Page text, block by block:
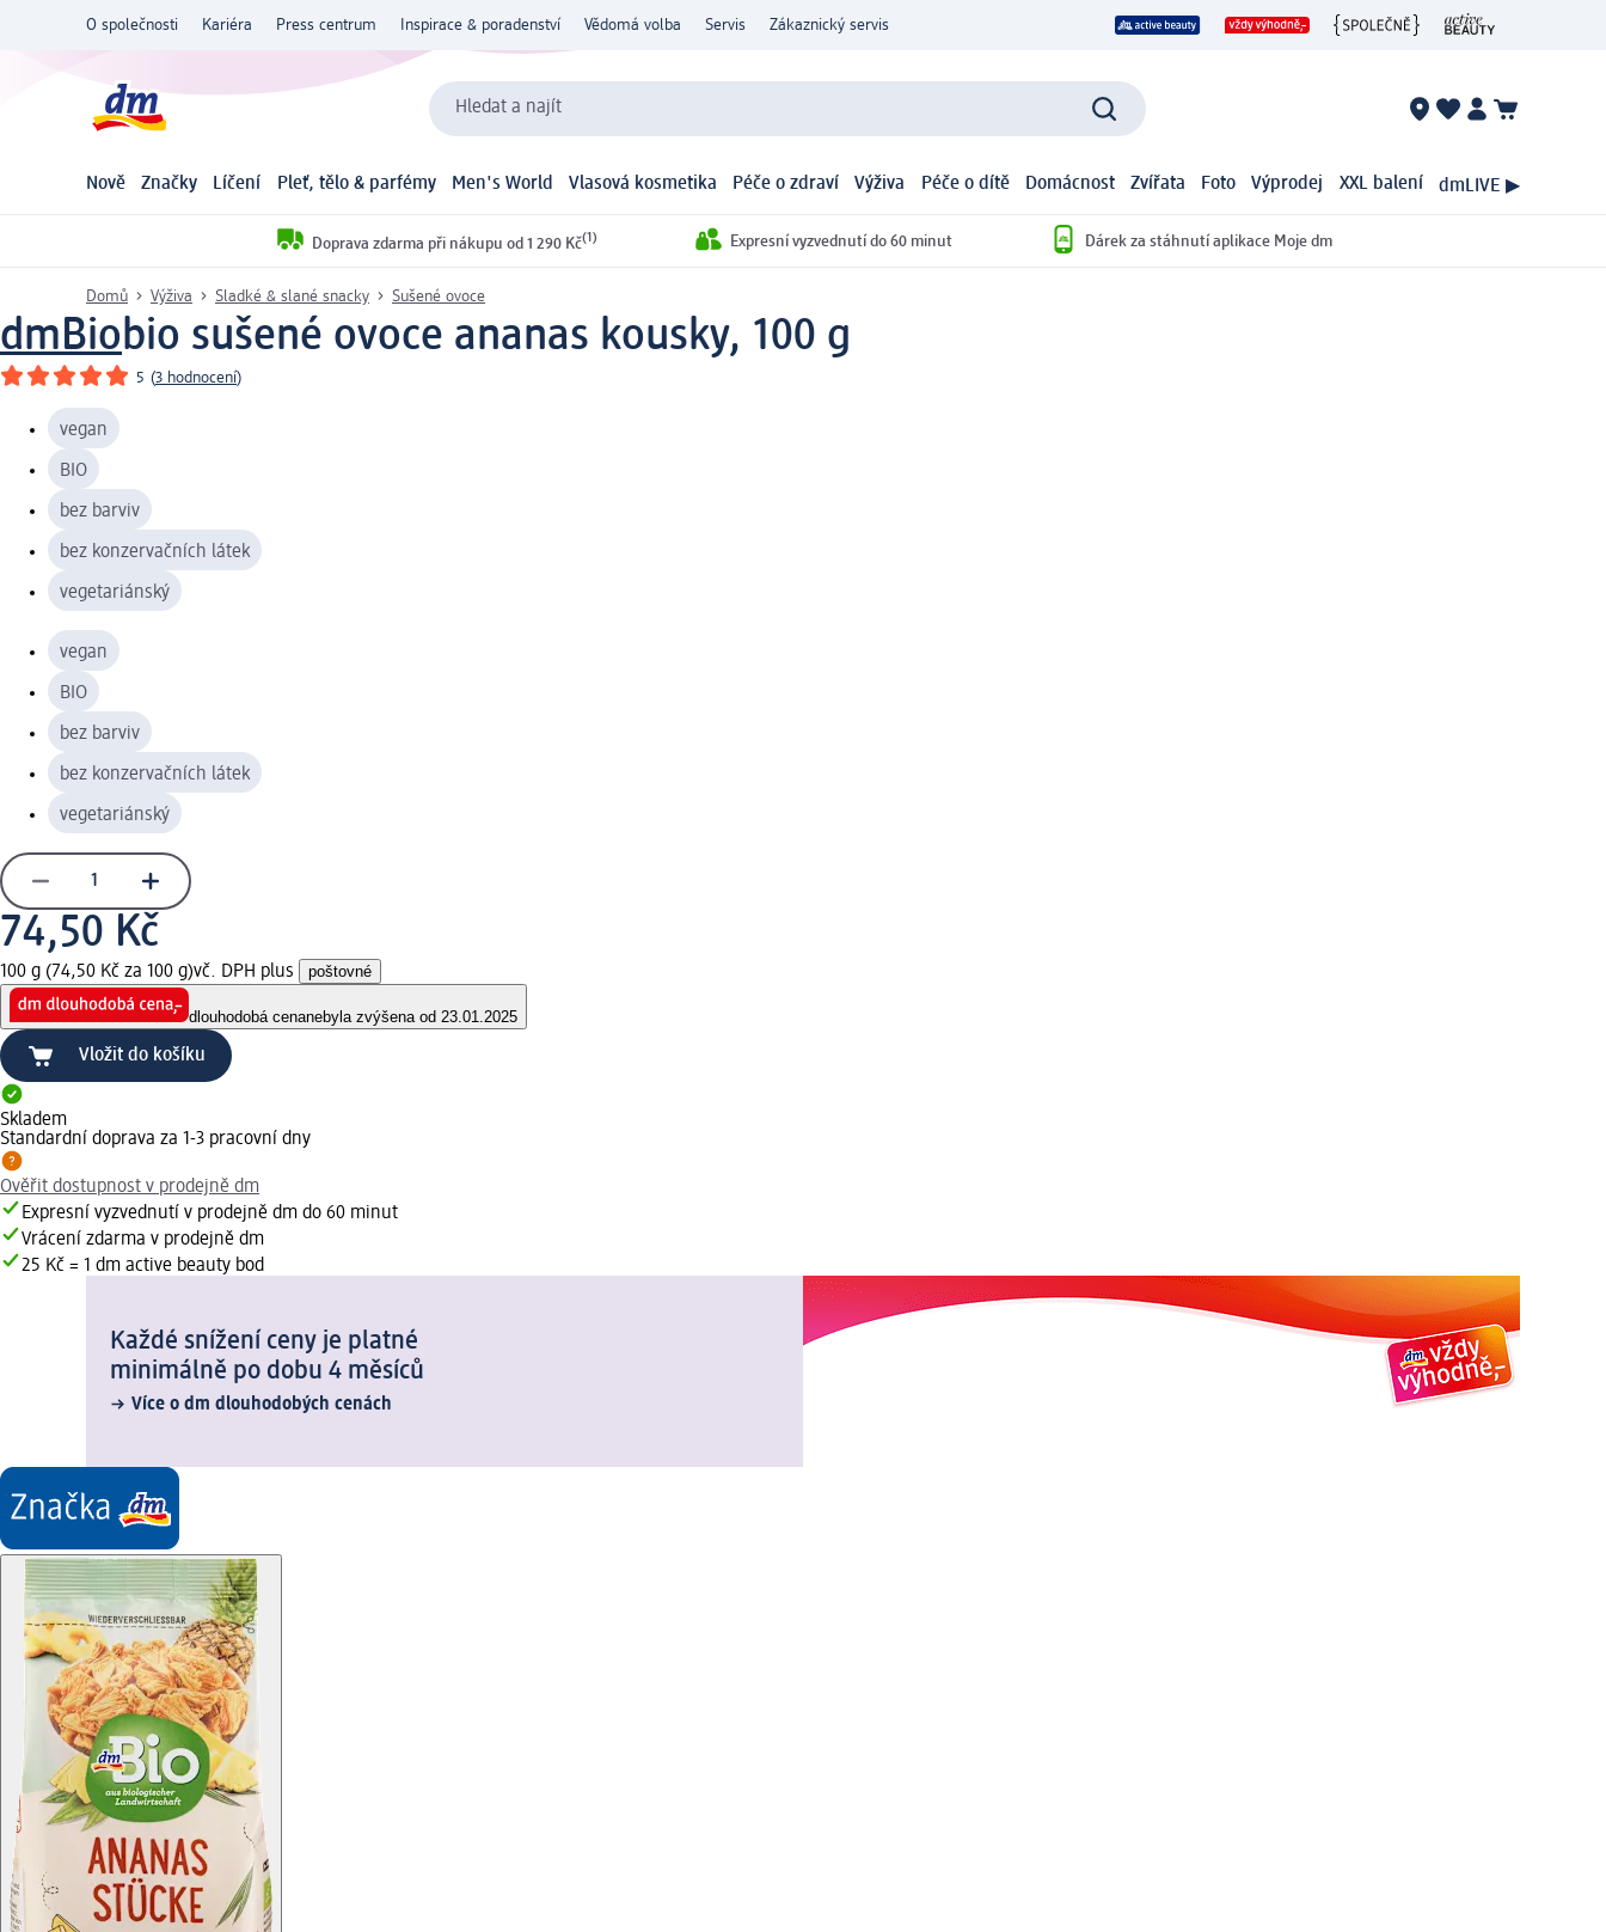
O společnosti Kariéra Press centrum Inspirace & poradenství Vědomá volba Servis Zákaznický servis
Hledat a najít
Nově Značky Líčení Pleť, tělo & parfémy Men's World Vlasová kosmetika Péče o zdraví Výživa Péče o dítě Domácnost Zvířata Foto Výprodej XXL balení dmLIVE ▶
Doprava zdarma při nákupu od 1 290 Kč(1) Expresní vyzvednutí do 60 minut Dárek za stáhnutí aplikace Moje dm
Domů Výživa Sladké & slané snacky Sušené ovoce
dmBiobio sušené ovoce ananas kousky, 100 g
5 (3 hodnocení)
vegan
BIO
bez barviv
bez konzervačních látek
vegetariánský
vegan
BIO
bez barviv
bez konzervačních látek
vegetariánský
74,50 Kč
100 g (74,50 Kč za 100 g)vč. DPH plus poštovné
dlouhodobá cenanebyla zvýšena od 23.01.2025
Vložit do košíku
Skladem
Standardní doprava za 1-3 pracovní dny
Ověřit dostupnost v prodejně dm
Expresní vyzvednutí v prodejně dm do 60 minut
Vrácení zdarma v prodejně dm
25 Kč = 1 dm active beauty bod
Každé snížení ceny je platné
minimálně po dobu 4 měsíců
Více o dm dlouhodobých cenách